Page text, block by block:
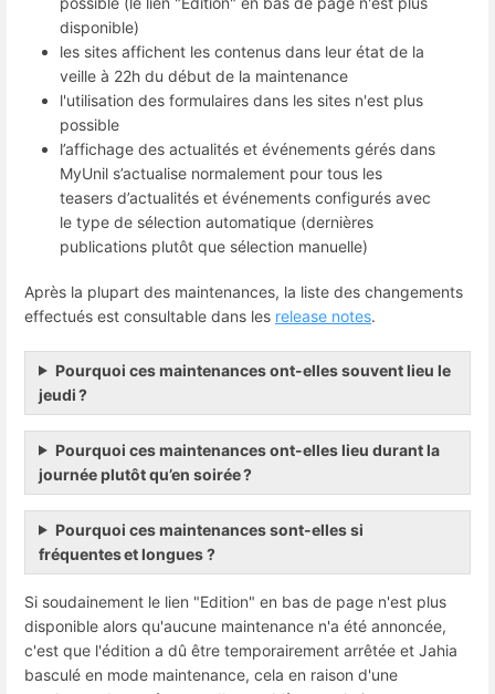
disponible)
les sites affichent les contenus dans leur état de la
veille à 22h du début de la maintenance
l'utilisation des formulaires dans les sites n'est plus
possible
l’affichage des actualités et événements gérés dans
MyUnil s’actualise normalement pour tous les
teasers d’actualités et événements configurés avec
le type de sélection automatique (dernières
publications plutôt que sélection manuelle)
Après la plupart des maintenances, la liste des changements
effectués est consultable dans les release notes.
Pourquoi ces maintenances ont-elles souvent lieu le
jeudi ?
Pourquoi ces maintenances ont-elles lieu durant la
journée plutôt qu’en soirée ?
Pourquoi ces maintenances sont-elles si
fréquentes et longues ?
Si soudainement le lien "Edition" en bas de page n'est plus
disponible alors qu'aucune maintenance n'a été annoncée,
c'est que l'édition a dû être temporairement arrêtée et Jahia
basculé en mode maintenance, cela en raison d'une